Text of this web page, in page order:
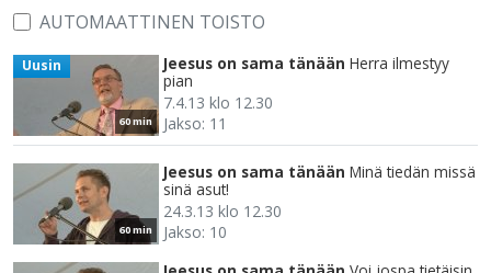
AUTOMAATTINEN TOISTO
60 min
Uusin Jeesus on sama tänään Herra ilmestyy
pian
7.4.13 klo 12.30
Jakso: 11
60 min
Jeesus on sama tänään Minä tiedän missä
sinä asut!
24.3.13 klo 12.30
Jakso: 10